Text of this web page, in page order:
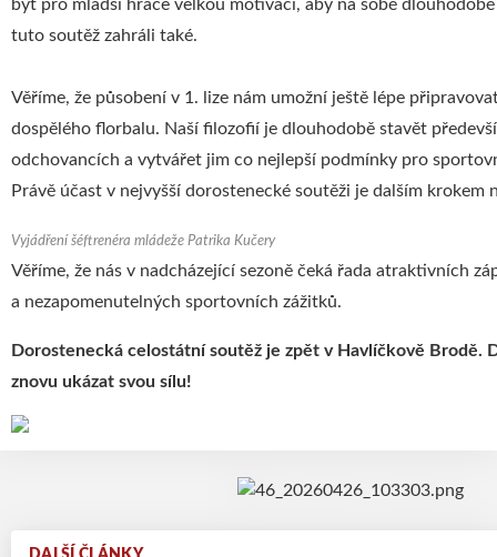
být pro mladší hráče velkou motivací, aby na sobě
tuto soutěž zahráli také.
Věříme, že působení v 1. lize nám umožní ještě lépe
dospělého florbalu. Naší filozofií je dlouhodobě stavět
odchovancích a vytvářet jim co nejlepší podmínky pro
Právě účast v nejvyšší dorostenecké soutěži je dalším krokem
Vyjádření šéftrenéra mládeže Patrika Kučery
Věříme, že nás v nadcházející sezoně čeká řada atraktivních
a nezapomenutelných sportovních zážitků.
Dorostenecká celostátní soutěž je zpět v Havlíčkově Brodě.
znovu ukázat svou sílu!